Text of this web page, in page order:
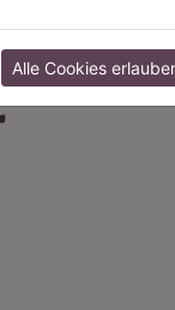
Alle Cookies